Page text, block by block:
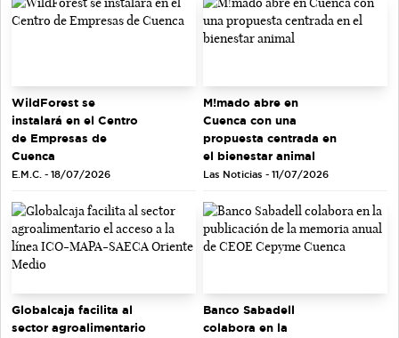
WildForest se
instalará en el Centro
de Empresas de
Cuenca
E.M.C. - 18/07/2026
M!mado abre en
Cuenca con una
propuesta centrada en
el bienestar animal
Las Noticias - 11/07/2026
Globalcaja facilita al
sector agroalimentario
Banco Sabadell
colabora en la